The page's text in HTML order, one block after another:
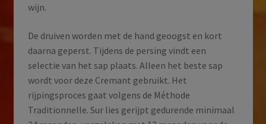
wijn.
De druiven worden met de hand geoogst en kort
daarna geperst. Tijdens de persing vindt een
selectie van het sap plaats. Alleen het beste sap
wordt voor deze Cremant gebruikt. Het
rijpingsproces gaat volgens de Méthode
Traditionnelle. Sur lies gerijpt gedurende minimaal